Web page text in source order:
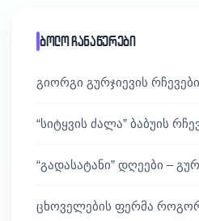
ბოლო ჩანაწერები
გიორგი გურჯიევის რჩევები
“სიტყვის ძალა” ბაბუის
“გადასატანი” დღეები –
ცხოველების ფერმა